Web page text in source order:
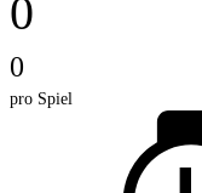
0
0
pro Spiel